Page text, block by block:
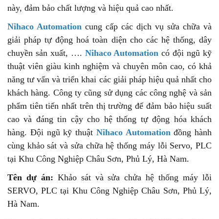
này, đảm bảo chất lượng và hiệu quả cao nhất.
Nihaco Automation cung cấp các dịch vụ sửa chữa và
giải pháp tự động hoá toàn diện cho các hệ thống, dây
chuyền sản xuất, …. Nihaco Automation có đội ngũ kỹ
thuật viên giàu kinh nghiệm và chuyên môn cao, có khả
năng tư vấn và triển khai các giải pháp hiệu quả nhất cho
khách hàng. Công ty cũng sử dụng các công nghệ và sản
phẩm tiên tiến nhất trên thị trường để đảm bảo hiệu suất
cao và đáng tin cậy cho hệ thống tự động hóa khách
hàng. Đội ngũ kỹ thuật Nihaco Automation đồng hành
cùng khảo sát và sửa chữa hệ thống máy lỗi Servo, PLC
tại Khu Công Nghiệp Châu Sơn, Phủ Lý, Hà Nam.
Tên dự án: Khảo sát và sửa chửa hệ thống máy lỗi
SERVO, PLC tại Khu Công Nghiệp Châu Sơn, Phủ Lý,
Hà Nam.